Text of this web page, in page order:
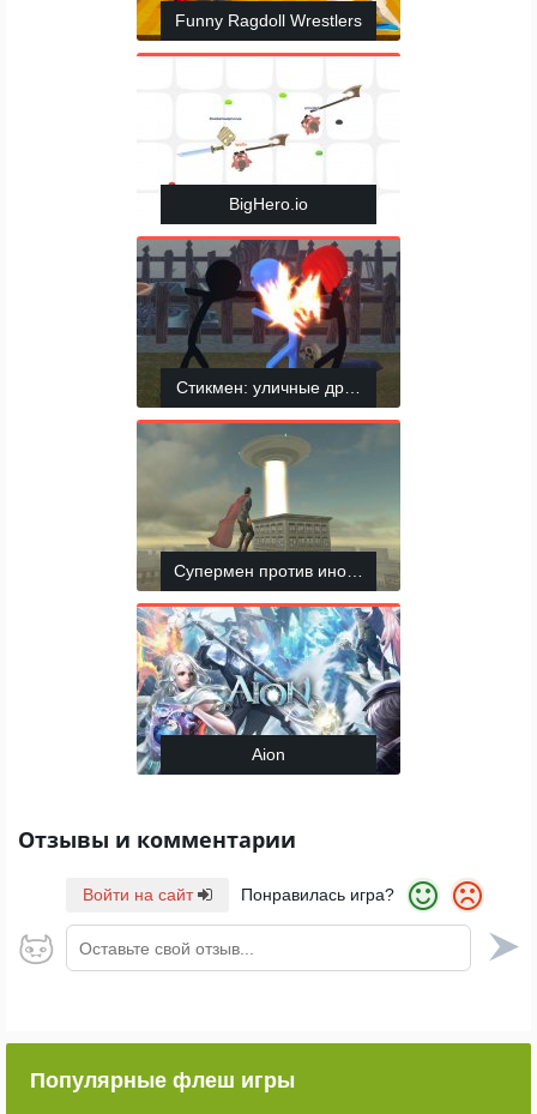
Funny Ragdoll Wrestlers
BigHero.io
Стикмен: уличные драки
Супермен против инопланетян
Aion
Отзывы и комментарии
Войти на сайт Понравилась игра?
Оставьте свой отзыв...
Популярные флеш игры